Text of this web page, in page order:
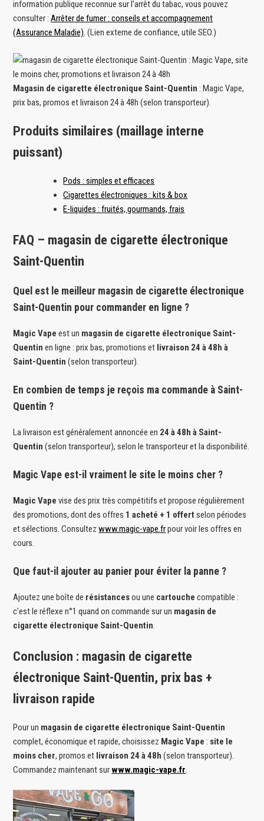
information publique reconnue sur l’arrêt du tabac, vous pouvez
consulter :Arrêter de fumer : conseils et accompagnement
(Assurance Maladie). (Lien externe de confiance, utile SEO.)
Magasin de cigarette électronique Saint-Quentin : Magic Vape,
prix bas, promos et livraison 24 à 48h (selon transporteur).
Produits similaires (maillage interne
puissant)
Pods : simples et efficaces
Cigarettes électroniques : kits & box
E-liquides : fruités, gourmands, frais
FAQ – magasin de cigarette électronique
Saint-Quentin
Quel est le meilleur magasin de cigarette électronique
Saint-Quentin pour commander en ligne ?
Magic Vape est un magasin de cigarette électronique Saint-
Quentin en ligne : prix bas, promotions et livraison 24 à 48h à
Saint-Quentin (selon transporteur).
En combien de temps je reçois ma commande à Saint-
Quentin ?
La livraison est généralement annoncée en 24 à 48h à Saint-
Quentin (selon transporteur), selon le transporteur et la disponibilité.
Magic Vape est-il vraiment le site le moins cher ?
Magic Vape vise des prix très compétitifs et propose régulièrement
des promotions, dont des offres 1 acheté + 1 offert selon périodes
et sélections. Consultezwww.magic-vape.frpour voir les offres en
cours.
Que faut-il ajouter au panier pour éviter la panne ?
Ajoutez une boîte de résistancesou une cartouche compatible :
c’est le réflexe n°1 quand on commande sur un magasin de
cigarette électronique Saint-Quentin.
Conclusion : magasin de cigarette
électronique Saint-Quentin, prix bas +
livraison rapide
Pour un magasin de cigarette électronique Saint-Quentin
complet, économique et rapide, choisissez Magic Vape : site le
moins cher, promos et livraison 24 à 48h (selon transporteur).
Commandez maintenant surwww.magic-vape.fr.